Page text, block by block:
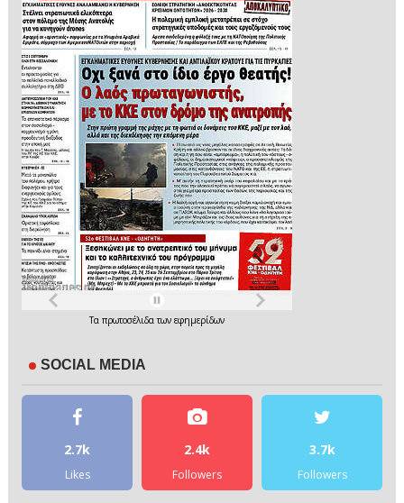
Τα πρωτοσέλιδατων εφημερίδων
SOCIAL MEDIA
2.7k
Likes
2.4k
Followers
3.7k
Followers